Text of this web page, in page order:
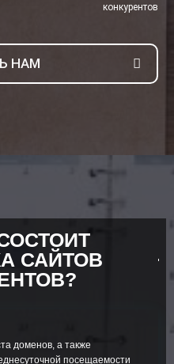
конкурентов
НАМ
САЙТОВ
доменов, а также
посещаемости